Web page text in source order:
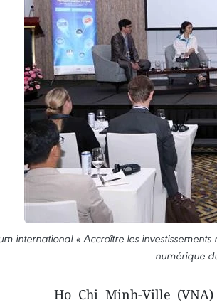
international « Accroître les
numérique
Ho Chi Minh-Ville